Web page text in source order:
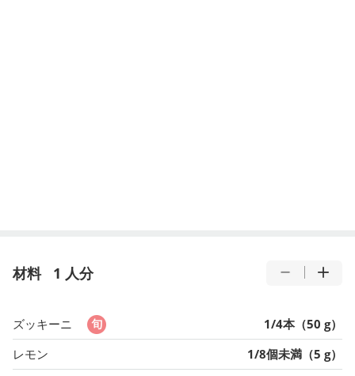
材料 1 人分
ズッキーニ
1/4本（50 g）
レモン
1/8個未満（5 g）